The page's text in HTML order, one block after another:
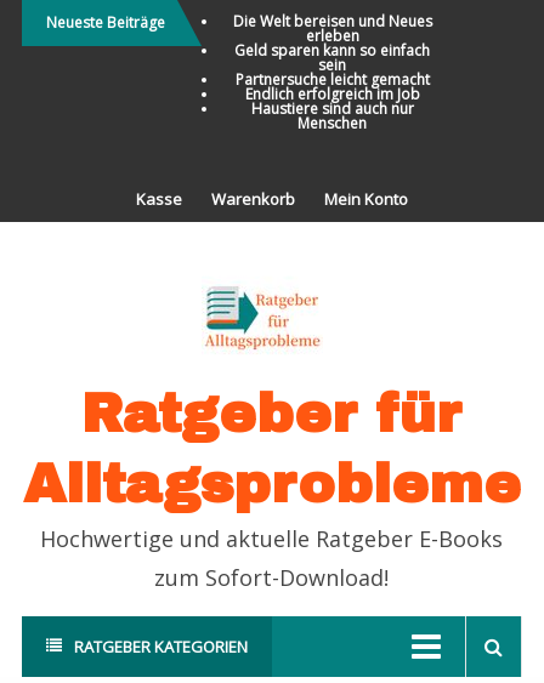
Direkt
zum
Neueste Beiträge Die Welt bereisen und Neues
erleben
Geld sparen kann so einfach
sein
Partnersuche leicht gemacht
Endlich erfolgreich im Job
Haustiere sind auch nur
Menschen
Kasse Warenkorb Mein Konto
Ratgeber für
Alltagsprobleme
Hochwertige und aktuelle Ratgeber E-Books
zum Sofort-Download!
RATGEBER KATEGORIEN